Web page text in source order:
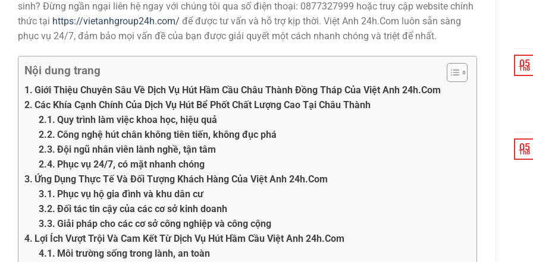
sinh? Đừng ngần ngại liên hệ ngay với chúng tôi qua số điện thoại: 0877327999 hoặc truy cập website chính
thức tại https://vietanhgroup24h.com/ để được tư vấn và hỗ trợ kịp thời. Việt Anh 24h.Com luôn sẵn sàng
phục vụ 24/7, đảm bảo mọi vấn đề của bạn được giải quyết một cách nhanh chóng và triệt để nhất.
Nội dung trang
Giới Thiệu Chuyên Sâu Về Dịch Vụ Hút Hầm Cầu Châu Thành Đồng Tháp Của Việt Anh 24h.Com
Các Khía Cạnh Chính Của Dịch Vụ Hút Bể Phốt Chất Lượng Cao Tại Châu Thành
Quy trình làm việc khoa học, hiệu quả
Công nghệ hút chân không tiên tiến, không đục phá
Đội ngũ nhân viên lành nghề, tận tâm
Phục vụ 24/7, có mặt nhanh chóng
Ứng Dụng Thực Tế Và Đối Tượng Khách Hàng Của Việt Anh 24h.Com
Phục vụ hộ gia đình và khu dân cư
Đối tác tin cậy của các cơ sở kinh doanh
Giải pháp cho các cơ sở công nghiệp và công cộng
Lợi Ích Vượt Trội Và Cam Kết Từ Dịch Vụ Hút Hầm Cầu Việt Anh 24h.Com
Môi trường sống trong lành, an toàn
05
Th8
05
Th8